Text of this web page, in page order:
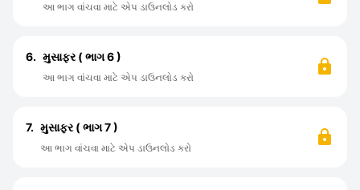
આ ભાગ વાંચવા માટે એપ ડાઉનલોડ કરો
6. મુસાફર ( ભાગ 6 )
આ ભાગ વાંચવા માટે એપ ડાઉનલોડ કરો
7. મુસાફર ( ભાગ 7 )
આ ભાગ વાંચવા માટે એપ ડાઉનલોડ કરો